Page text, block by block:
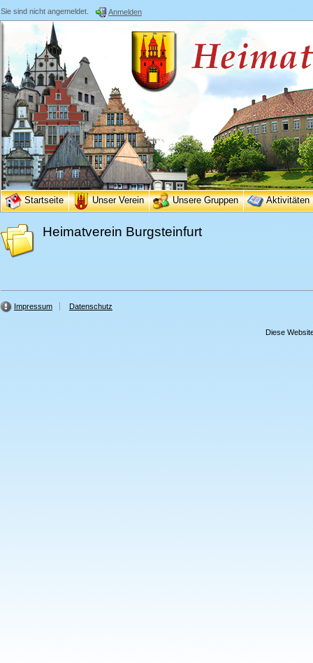
Sie sind nicht angemeldet. Anmelden
Startseite Unser Verein Unsere Gruppen Aktivitäten
Heimatverein Burgsteinfurt
Impressum Datenschutz
Diese